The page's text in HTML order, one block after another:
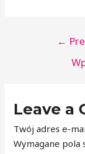
←
Leave a
Twój adres e-
Wymagane pola